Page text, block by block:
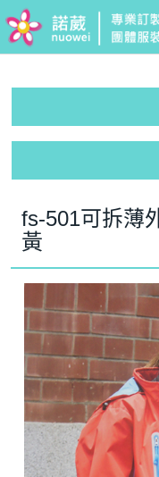
fs-501可拆薄
黃